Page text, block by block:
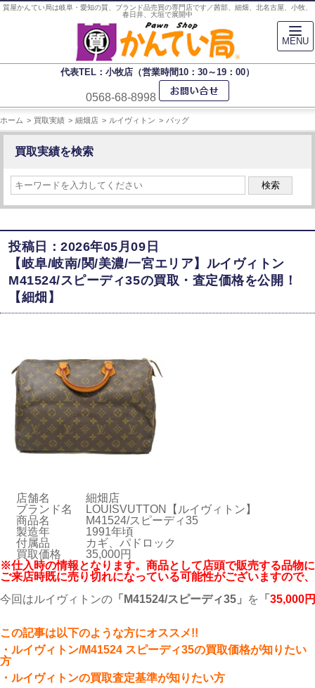
質屋かんてい局は岐阜・愛知の質、ブランド品売買の専門店です／茜部、細畑、北名古屋、小牧、
春日井、大垣で展開中
代表TEL：小牧店（営業時間10：30～19：00）
0568-68-8998
ホーム 買取実績 細畑店 ルイヴィトン バッグ
買取実績を検索
検索
投稿日：2026年05月09日
【岐阜/岐南/関/美濃/一宮エリア】ルイヴィトン
M41524/スピーディ35の買取・査定価格を公開！
【細畑】
店舗名
細畑店
ブランド名
LOUISVUTTON【ルイヴィトン】
商品名
M41524/スピーディ35
製造年
1991年頃
付属品
カギ、パドロック
買取価格
35,000円
※仕入時の情報となります。商品として店頭で販売する品物
ご来店時既に売り切れになっている可能性がございますので
今回はルイヴィトンの 「M41524/スピーディ35」 を 「 35,000円
こ の記事は以下のような方にオススメ!!
・ルイヴィトン/M41524 スピーディ35の買取価格が知りたい
方
・ルイヴィトンの買取査定基準が知りたい方
MENU